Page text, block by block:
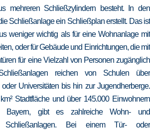
mehreren Schließzylindern besteht. In den
Schließanlage ein Schließplan erstellt. Das ist
weniger wichtig als für eine Wohnanlage mit
oder für Gebäude und Einrichtungen, die mit
für eine Vielzahl von Personen zugänglich
reichen von Schulen über
Universitäten bis hin zur Jugendherberge.
Stadtfläche und über 145.000 Einwohnern
Bayern, gibt es zahlreiche Wohn- und
Schließanlagen. Bei einem Tür- oder